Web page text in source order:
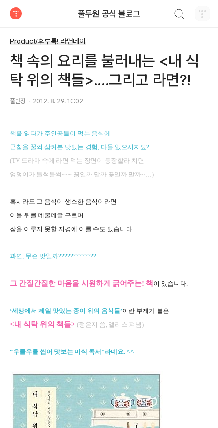
풀무원 공식 블로그
Product/후루룩! 라면데이
책 속의 요리를 불러내는 <내 식
탁 위의 책들>....그리고 라면?!
풀반장 2012. 8. 29. 10:02
책을 읽다가 주인공들이 먹는 음식에
군침을 꿀꺽 삼켜본 맛있는 경험, 다들 있으시지요?
(TV 드라마 속에 라면 먹는 장면이 등장할라 치면
엉덩이가 들썩들썩~~~ 끓일까 말까 끓일까 말까~ ;;;)
혹시라도 그 음식이 생소한 음식이라면
이불 위를 데굴데굴 구르며
잠을 이루지 못할 지경에 이를 수도 있습니다.
과연, 무슨 맛일까?????????????
그 간질간질한 마음을 시원하게 긁어주는! 책 이 있습니다.
‘세상에서 제일 맛있는 종이 위의 음식들’이란 부제가 붙은
<내 식탁 위의 책들> (정은지 씀, 앨리스 펴냄)
“우물우물 씹어 맛보는 미식 독서”라네요. ^^